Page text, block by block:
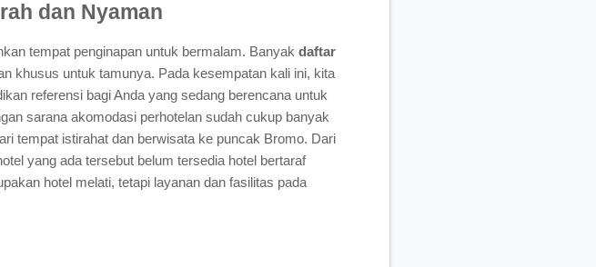
dan Nyaman
tempat penginapan untuk bermalam. Banyak daftar
khusus untuk tamunya. Pada kesempatan kali ini, kita
referensi bagi Anda yang sedang berencana untuk
sarana akomodasi perhotelan sudah cukup banyak
tempat istirahat dan berwisata ke puncak Bromo. Dari
yang ada tersebut belum tersedia hotel bertaraf
hotel melati, tetapi layanan dan fasilitas pada